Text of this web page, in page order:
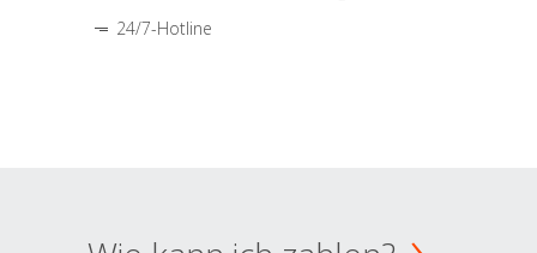
24/7-Hotline